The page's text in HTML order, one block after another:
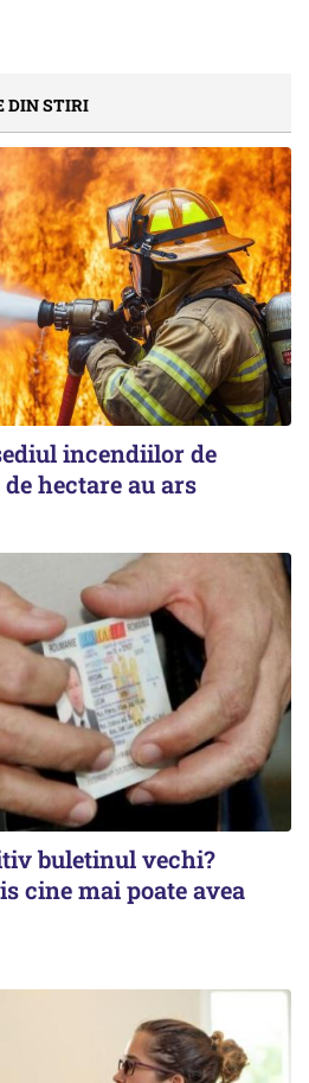
DIN STIRI
incendiilor de
hectare au ars
buletinul vechi?
cine mai poate avea